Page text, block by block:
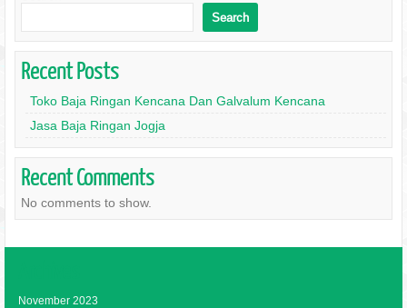
Search
Recent Posts
Toko Baja Ringan Kencana Dan Galvalum Kencana
Jasa Baja Ringan Jogja
Recent Comments
No comments to show.
November 2023